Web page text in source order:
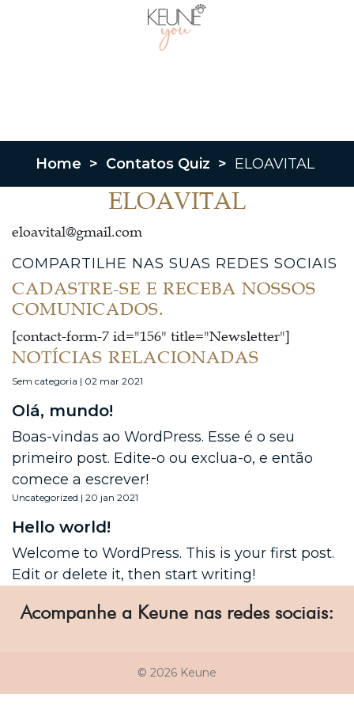
Home > Contatos Quiz > ELOAVITAL
ELOAVITAL
eloavital@gmail.com
COMPARTILHE NAS SUAS REDES SOCIAIS
CADASTRE-SE E RECEBA NOSSOS
COMUNICADOS.
[contact-form-7 id="156" title="Newsletter"]
NOTÍCIAS RELACIONADAS
Sem categoria | 02 mar 2021
Olá, mundo!
Boas-vindas ao WordPress. Esse é o seu
primeiro post. Edite-o ou exclua-o, e então
comece a escrever!
Uncategorized | 20 jan 2021
Hello world!
Welcome to WordPress. This is your first post.
Edit or delete it, then start writing!
Acompanhe a Keune nas redes sociais:
© 2026 Keune